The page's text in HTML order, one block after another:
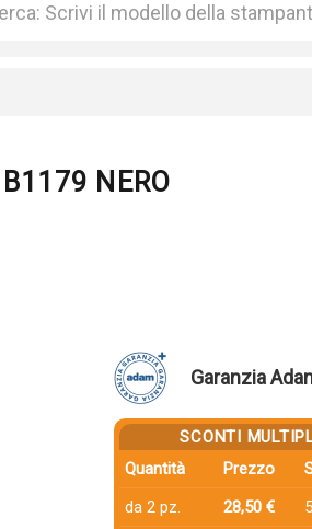
NERO
Garanzia
SCONTI
Quantità
Prezzo
da 2 pz.
28,50 €